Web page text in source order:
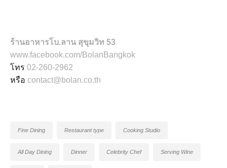
ร้านอาหารโบ.ลาน สุขุมวิท 53
www.facebook.com/BolanBangkok
โทร 02-260-2962
หรือ contact@bolan.co.th
Fine Dining Restaurant type Cooking Studio
All Day Dining Dinner Celebrity Chef Serving Wine